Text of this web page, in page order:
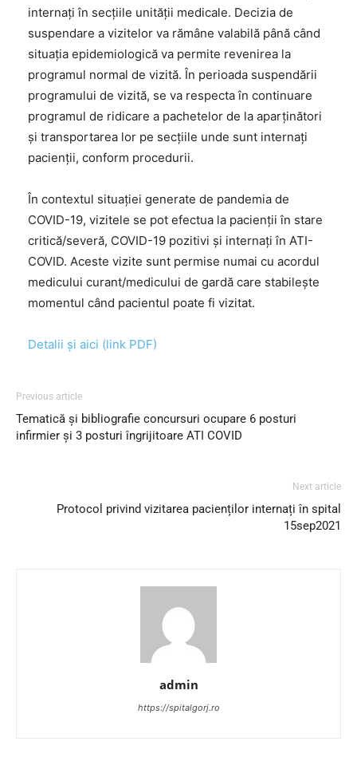
internați în secțiile unității medicale. Decizia de
suspendare a vizitelor va rămâne valabilă până când
situația epidemiologică va permite revenirea la
programul normal de vizită. În perioada suspendării
programului de vizită, se va respecta în continuare
programul de ridicare a pachetelor de la aparținători
și transportarea lor pe secțiile unde sunt internați
pacienții, conform procedurii.
În contextul situației generate de pandemia de
COVID-19, vizitele se pot efectua la pacienții în stare
critică/severă, COVID-19 pozitivi și internați în ATI-
COVID. Aceste vizite sunt permise numai cu acordul
medicului curant/medicului de gardă care stabilește
momentul când pacientul poate fi vizitat.
Detalii și aici (link PDF)
Previous article
Tematică și bibliografie concursuri ocupare 6 posturi
infirmier și 3 posturi îngrijitoare ATI COVID
Next article
Protocol privind vizitarea pacienților internați în spital
15sep2021
admin
https://spitalgorj.ro